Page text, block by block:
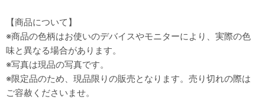
【商品について】
※商品の色柄はお使いのデバイスやモニターにより、実際の色
味と異なる場合があります。
※写真は現品の写真です。
※限定品のため、現品限りの販売となります。売り切れの際は
ご容赦くださいませ。